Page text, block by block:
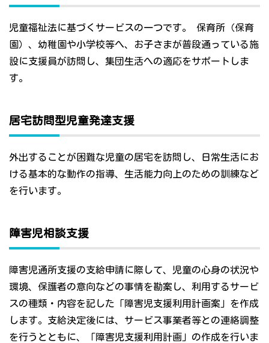
児童福祉法に基づくサービスの一つです。 保育所（保育
園）、幼稚園や小学校等へ、お子さまが普段通っている施
設に支援員が訪問し、集団生活への適応をサポートしま
す。
居宅訪問型児童発達支援
外出することが困難な児童の居宅を訪問し、日常生活にお
ける基本的な動作の指導、生活能力向上のための訓練など
を行います。
障害児相談支援
障害児通所支援の支給申請に際して、児童の心身の状況や
環境、保護者の意向などの事情を勘案し、利用するサービ
スの種類・内容を記した「障害児支援利用計画案」を作成
します。支給決定後には、サービス事業者等との連絡調整
を行うとともに、「障害児支援利用計画」の作成を行いま